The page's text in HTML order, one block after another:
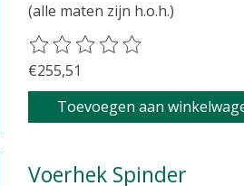
(alle maten zijn h.o.h.)
De beoordeling van dit
€255,51
Toevoegen aan
Voerhek Spinder